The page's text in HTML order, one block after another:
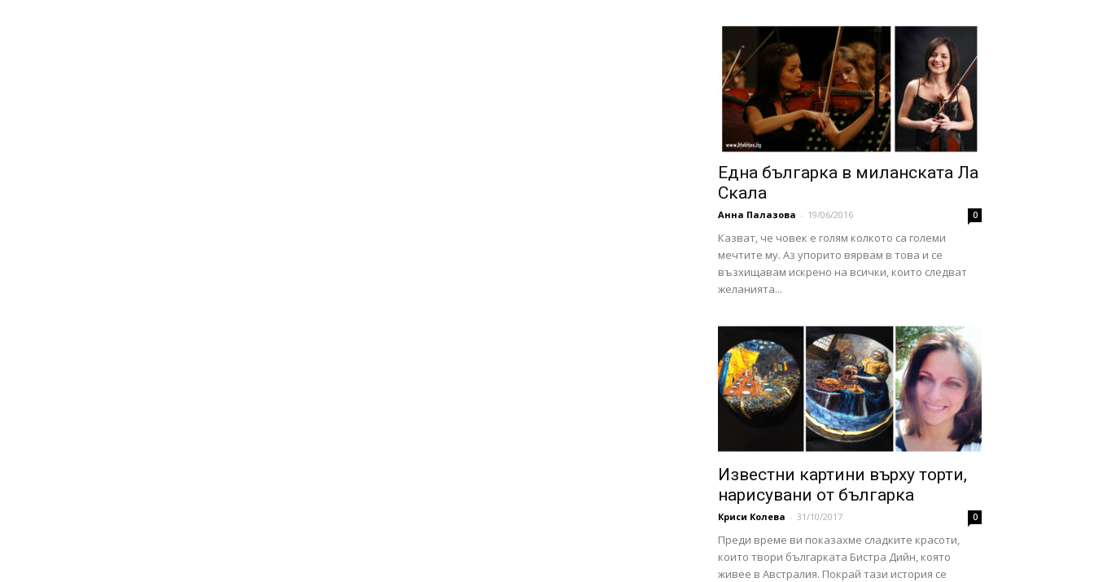
Една българка в миланската Ла
Скала
Анна Палазова - 19/06/2016 0
Казват, че човек е голям колкото са големи
мечтите му. Аз упорито вярвам в това и се
възхищавам искрено на всички, които следват
желанията...
Известни картини върху торти,
нарисувани от българка
Криси Колева - 31/10/2017 0
Преди време ви показахме сладките красоти,
които твори българката Бистра Дийн, която
живее в Австралия. Покрай тази история се